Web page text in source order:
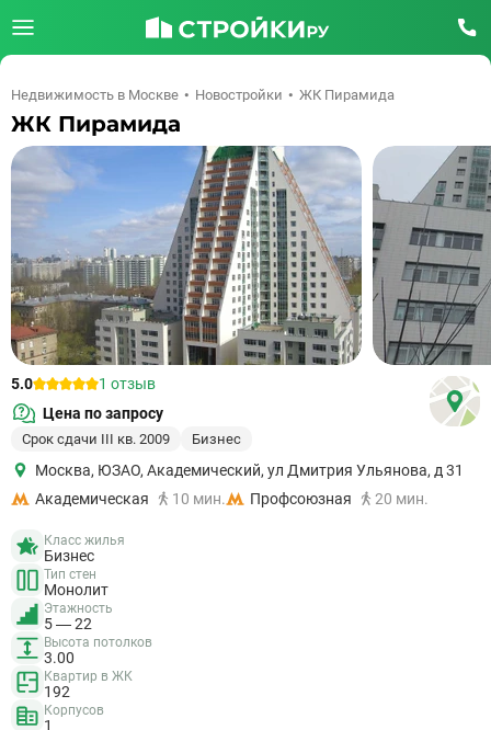
Недвижимость в Москве Новостройки ЖК Пирамида
ЖК Пирамида
5.0
1 отзыв
Цена по запросу
Срок сдачи III кв. 2009 Бизнес
Москва, ЮЗАО, Академический, ул Дмитрия Ульянова, д 31
Академическая
10 мин. Профсоюзная 20 мин.
Класс жилья
Бизнес
Тип стен
Монолит
Этажность
5 — 22
Высота потолков
3.00
Квартир в ЖК
192
Корпусов
1